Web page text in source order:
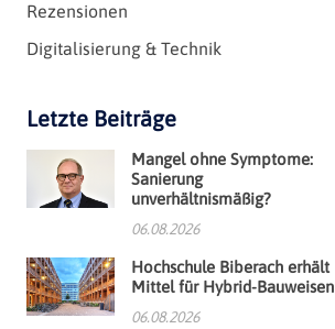
Rezensionen
Digitalisierung & Technik
Letzte Beiträge
Mangel ohne Symptome:
Sanierung
unverhältnismäßig?
06.08.2026
Hochschule Biberach erhält
Mittel für Hybrid-Bauweisen
06.08.2026